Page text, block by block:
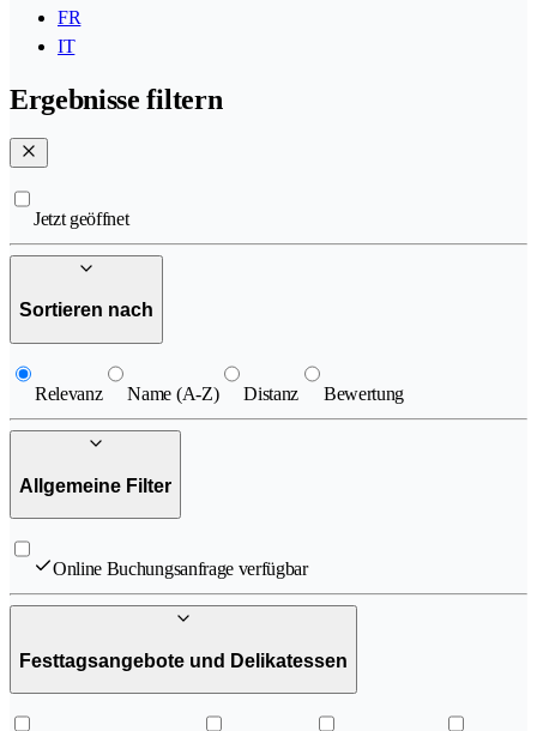
FR
IT
Ergebnisse filtern
Jetzt geöffnet
Sortieren nach
Relevanz Name (A-Z) Distanz Bewertung
Allgemeine Filter
Online Buchungsanfrage verfügbar
Festtagsangebote und Delikatessen